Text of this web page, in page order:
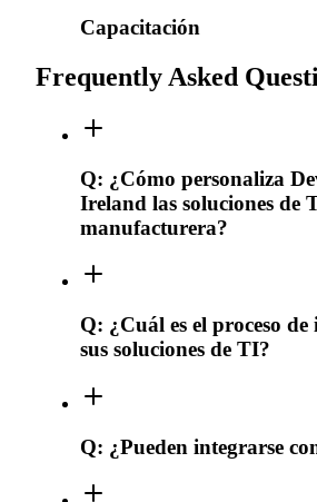
Capacitación
Frequently Asked
Q: ¿Cómo personaliza
Ireland las soluciones de
manufacturera?
Q: ¿Cuál es el proceso
sus soluciones de TI?
Q: ¿Pueden integrarse